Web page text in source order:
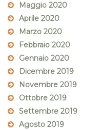
Maggio 2020
Aprile 2020
Marzo 2020
Febbraio 2020
Gennaio 2020
Dicembre 2019
Novembre 2019
Ottobre 2019
Settembre 2019
Agosto 2019